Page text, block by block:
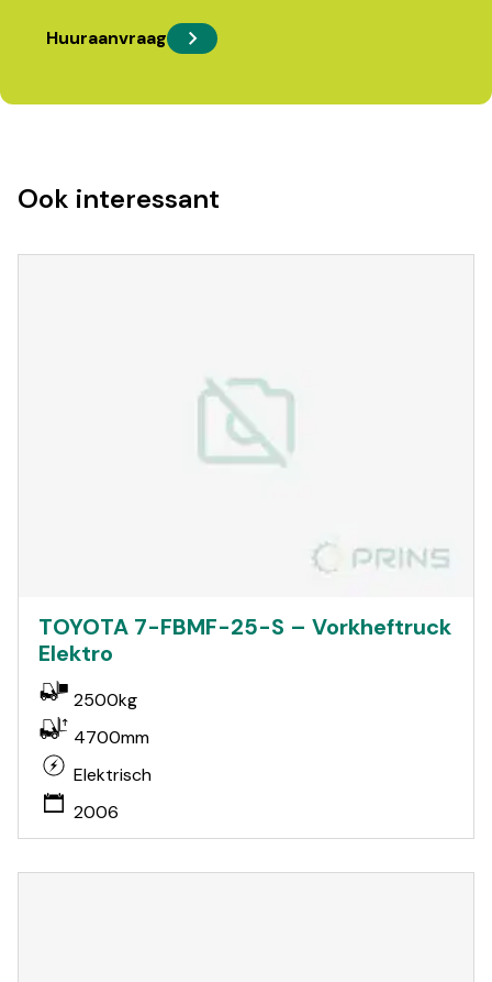
Huuraanvraag
Ook interessant
TOYOTA 7-FBMF-25-S – Vorkheftruck
Elektro
2500kg
4700mm
Elektrisch
2006